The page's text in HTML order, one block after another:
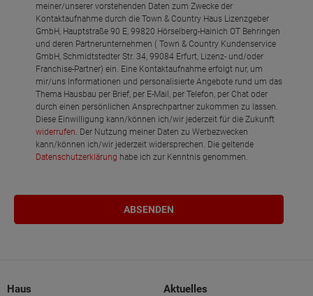
meiner/unserer vorstehenden Daten zum Zwecke der
Kontaktaufnahme durch die Town & Country Haus Lizenzgeber
GmbH, Hauptstraße 90 E, 99820 Hörselberg-Hainich OT Behringen
und deren Partnerunternehmen ( Town & Country Kundenservice
GmbH, Schmidtstedter Str. 34, 99084 Erfurt, Lizenz- und/oder
Franchise-Partner) ein. Eine Kontaktaufnahme erfolgt nur, um
mir/uns Informationen und personalisierte Angebote rund um das
Thema Hausbau per Brief, per E-Mail, per Telefon, per Chat oder
durch einen persönlichen Ansprechpartner zukommen zu lassen.
Diese Einwilligung kann/können ich/wir jederzeit für die Zukunft
widerrufen. Der Nutzung meiner Daten zu Werbezwecken
kann/können ich/wir jederzeit widersprechen. Die geltende
Datenschutzerklärung habe ich zur Kenntnis genommen.
Haus Aktuelles